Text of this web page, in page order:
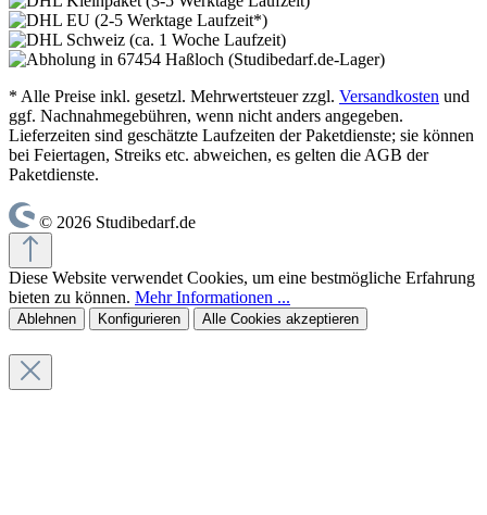
* Alle Preise inkl. gesetzl. Mehrwertsteuer zzgl. Versandkosten und
ggf. Nachnahmegebühren, wenn nicht anders angegeben.
Lieferzeiten sind geschätzte Laufzeiten der Paketdienste; sie können
bei Feiertagen, Streiks etc. abweichen, es gelten die AGB der
Paketdienste.
© 2026 Studibedarf.de
Diese Website verwendet Cookies, um eine bestmögliche Erfahrung
bieten zu können. Mehr Informationen ...
Ablehnen Konfigurieren Alle Cookies akzeptieren